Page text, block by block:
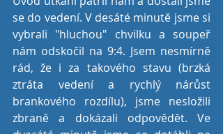
se do vedení. V desáté minutě jsme si
vybrali "hluchou" chvilku a soupeř
nám odskočil na 9:4. Jsem nesmírně
rád, že i za takového stavu (brzká
ztráta vedení a rychlý nárůst
brankového rozdílu), jsme nesložili
zbraně a dokázali odpovědět. Ve